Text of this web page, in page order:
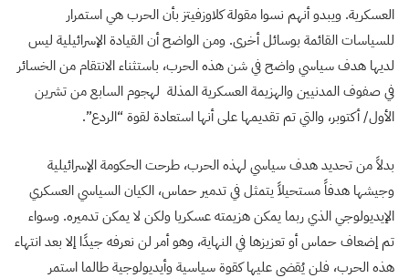
العسكرية. ويبدو أنهم نسوا مقولة كلاوزفيتز بأن الحرب هي استمرار
للسياسات القائمة بوسائل أخرى. ومن الواضح أن القيادة الإسرائيلية ليس
لديها هدف سياسي واضح في شن هذه الحرب، باستثناء الانتقام من الخسائر
في صفوف المدنيين والهزيمة العسكرية المذلة لهجوم السابع من تشرين
الأول/ أكتوبر، والتي تم تقديمها على أنها استعادة لقوة “الردع”.
بدلاً من تحديد هدف سياسي لهذه الحرب، طرحت الحكومة الإسرائيلية
وجيشها هدفاً مستحيلاً يتمثل في تدمير حماس، الكيان السياسي العسكري
الإيديولوجي الذي ربما يمكن هزيمته عسكريا ولكن لا يمكن تدميره. وسواء
تم إضعاف حماس أو تعزيزها في النهاية، وهو أمر لن نعرفه جيدًا إلا بعد انتهاء
هذه الحرب، فلن يُقضى عليها كقوة سياسية وأيديولوجية طالما استمر